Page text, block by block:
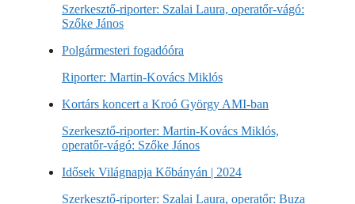
Szerkesztő-riporter: Szalai Laura, operatőr-vágó:
Szőke János
Polgármesteri fogadóóra
Riporter: Martin-Kovács Miklós
Kortárs koncert a Kroó György AMI-ban
Szerkesztő-riporter: Martin-Kovács Miklós,
operatőr-vágó: Szőke János
Idősek Világnapja Kőbányán | 2024
Szerkesztő-riporter: Szalai Laura, operatőr: Buza